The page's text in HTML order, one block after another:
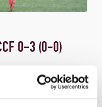
0-3 (0-0)
au mo...